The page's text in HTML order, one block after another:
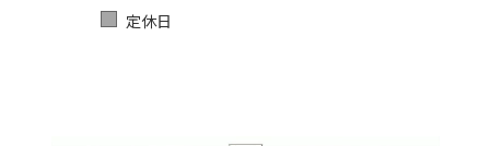
定休日